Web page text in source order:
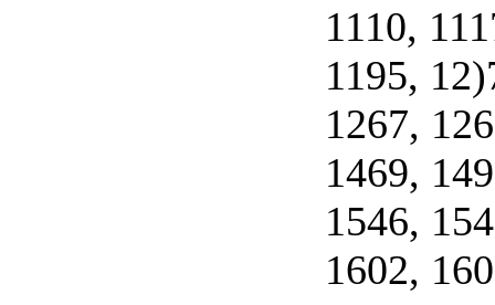
1110,
1195,
1267,
1469,
1546,
1602,